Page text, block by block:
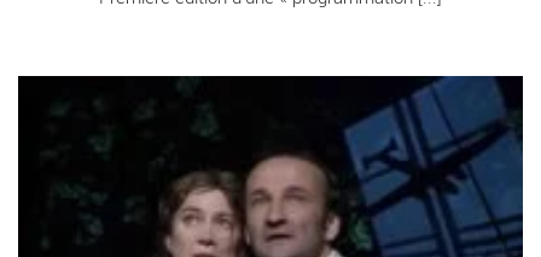
Un Printemps de créations à Palaiseau
- Critique sortie Danse